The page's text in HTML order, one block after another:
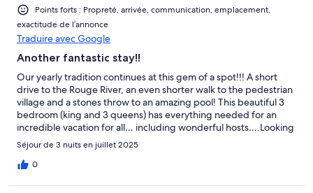
Points forts : Propreté, arrivée, communication, emplacement,
exactitude de l’annonce
Traduire avec Google
Another fantastic stay!!
Our yearly tradition continues at this gem of a spot!!! A short
drive to the Rouge River, an even shorter walk to the pedestrian
village and a stones throw to an amazing pool! This beautiful 3
bedroom (king and 3 queens) has everything needed for an
incredible vacation for all… including wonderful hosts….Looking
forward to next year!!
Séjour de 3 nuits en juillet 2025
0